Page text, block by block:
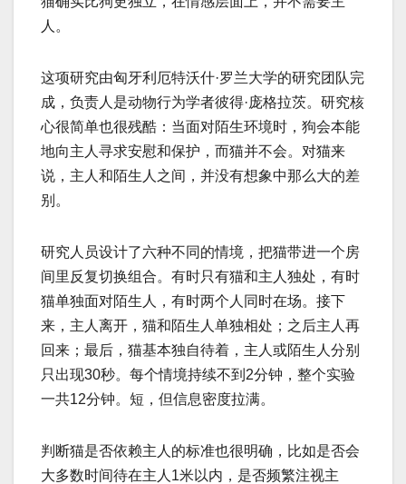
人。
这项研究由匈牙利厄特沃什·罗兰大学的研究团队完
成，负责人是动物行为学者彼得·庞格拉茨。研究核
心很简单也很残酷：当面对陌生环境时，狗会本能
地向主人寻求安慰和保护，而猫并不会。对猫来
说，主人和陌生人之间，并没有想象中那么大的差
别。
研究人员设计了六种不同的情境，把猫带进一个房
间里反复切换组合。有时只有猫和主人独处，有时
猫单独面对陌生人，有时两个人同时在场。接下
来，主人离开，猫和陌生人单独相处；之后主人再
回来；最后，猫基本独自待着，主人或陌生人分别
只出现30秒。每个情境持续不到2分钟，整个实验
一共12分钟。短，但信息密度拉满。
判断猫是否依赖主人的标准也很明确，比如是否会
大多数时间待在主人1米以内，是否频繁注视主